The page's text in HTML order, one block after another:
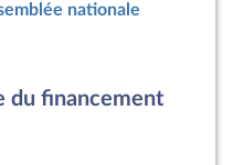
nationale
du financement